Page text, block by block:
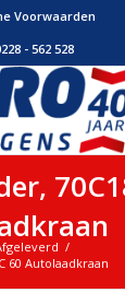
Voorwaarden
- 562 528
/
60 Autolaadkraan